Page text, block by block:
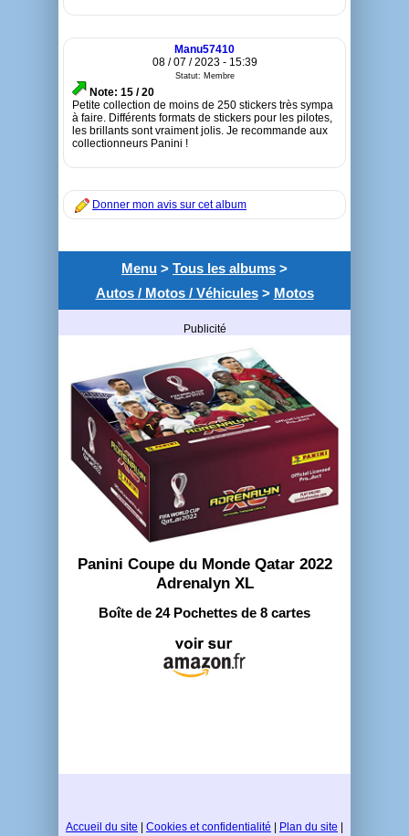
Manu57410
08 / 07 / 2023 - 15:39
Statut: Membre
Note: 15 / 20
Petite collection de moins de 250 stickers très sympa
à faire. Différents formats de stickers pour les pilotes,
les brillants sont vraiment jolis. Je recommande aux
collectionneurs Panini !
Donner mon avis sur cet album
Menu > Tous les albums >
Autos / Motos / Véhicules> Motos
Publicité
Panini Coupe du Monde Qatar 2022
Adrenalyn XL
Boîte de 24 Pochettes de 8 cartes
Accueil du site Cookies et confidentialité Plan du site